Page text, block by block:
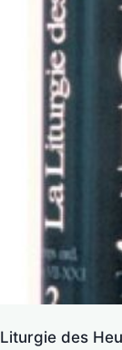
Liturgie des